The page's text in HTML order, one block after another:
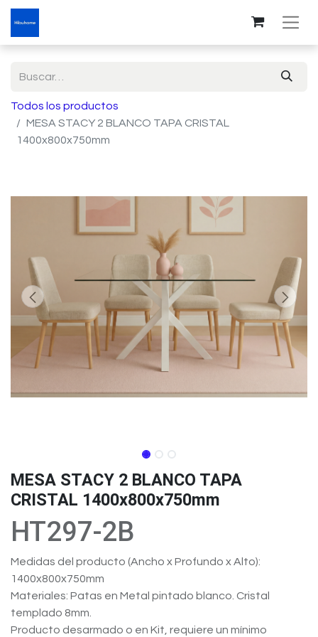
Todos los productos
MESA STACY 2 BLANCO TAPA CRISTAL
1400x800x750mm
MESA STACY 2 BLANCO TAPA
CRISTAL 1400x800x750mm
HT297-2B
Medidas del producto (Ancho x Profundo x Alto):
1400x800x750mm
Materiales: Patas en Metal pintado blanco. Cristal
templado 8mm.
Producto desarmado o en Kit, requiere un mínimo